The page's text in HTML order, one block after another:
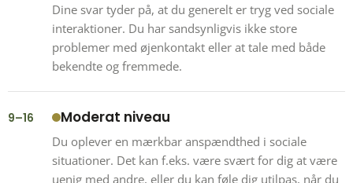
Dine svar tyder på, at du generelt er tryg ved sociale
interaktioner. Du har sandsynligvis ikke store
problemer med øjenkontakt eller at tale med både
bekendte og fremmede.
9–16 Moderat niveau
Du oplever en mærkbar anspændthed i sociale
situationer. Det kan f.eks. være svært for dig at være
uenig med andre, eller du kan føle dig utilpas, når du